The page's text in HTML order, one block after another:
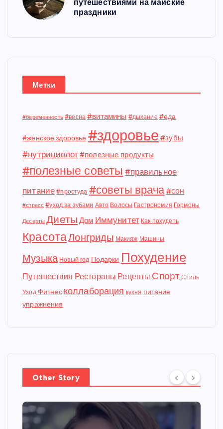
путешествиями на майские
праздники
Метки
#беременность #весна #витамины #дыхание #еда
#женское здоровье #здоровье #зубы
#нутрициолог#полезные продукты
#полезные советы #правильное
питание #простуда #советы врача#сон
#стресс #уход за зубами Авто Волосы Гастрономия Гормоны
Десерты Диеты Дом Иммунитет Как похудеть
КрасотаЛонгриды Макияж Машины
Музыка Новый год Подарки Похудение
Путешествия Рестораны Рецепты Спорт Стиль
Уход Фитнес коллаборация кухня питание
упражнения
Other Story